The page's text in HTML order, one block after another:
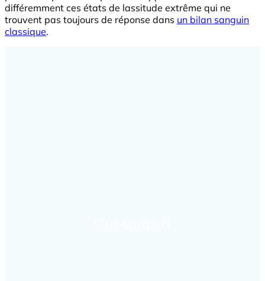
différemment ces états de lassitude extrême qui ne
trouvent pas toujours de réponse dans un bilan sanguin
classique.